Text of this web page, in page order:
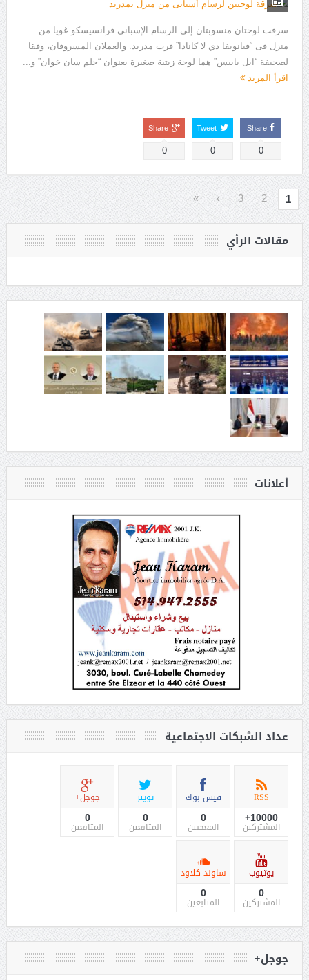
سرقت لوحتان منسوبتان إلى الرسام الإسباني فرانسيسكو غويا من
منزل فى “فيانويفا دي لا كانادا” قرب مدريد. والعملان المسروقان، وفقا
لصحيفة “ايل باييس” هما لوحة زيتية صغيرة بعنوان “حلم سان خوان” و...
اقرأ المزيد
Share
0
Tweet
0
Share
0
1
2
3
›
»
مقالات الرأي
أعلانات
عداد الشبكات الاجتماعية
RSS
10000+
المشتركين
فيس بوك
0
المعجبين
تويتر
0
المتابعين
جوجل+
0
المتابعين
يوتيوب
0
المشتركين
ساوند كلاود
0
المتابعين
جوجل+